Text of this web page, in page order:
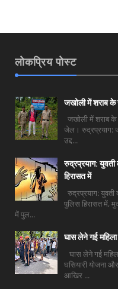
लोकप्रिय पोस्ट
जखोली में शराब के
जखोली में शराब के
जेल। रुद्रप्रयाग:
उद्द...
रुद्रप्रयाग: युवती
हिरासत में
रुद्रप्रयाग: युवती
पुलिस हिरासत में,
में पुल...
घास लेने गई
घास लेने गई
घसियारी योजना
आखिर ...